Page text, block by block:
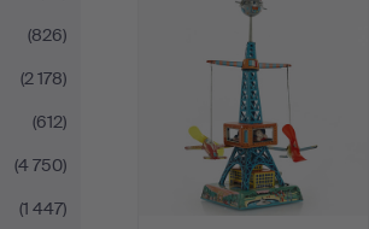
(826)
(2 178)
(612)
(4 750)
(1 447)